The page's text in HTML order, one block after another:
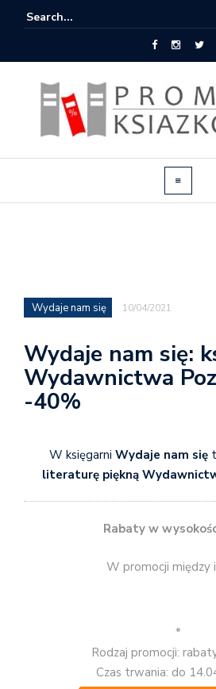
Wydaje nam się 10/04/2021
Wydaje nam się:
Wydawnictwa
-40%
W księgarni Wydaje nam się
literaturę piękną
Rabaty w
W promocji między
*
Rodzaj promocji:
Czas trwania: do